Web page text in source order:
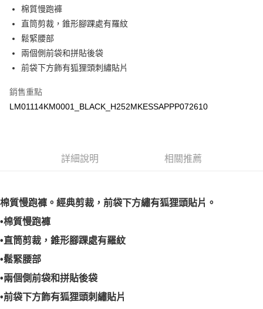
付款後萊爾富取貨
每筆NT$100
付款後7-11取貨
每筆NT$100，滿NT$3,000(含以上)免運費
每筆NT$100，滿NT$3,000(含以上)免運費
棉質慢跑褲
直筒剪裁，錐形腳踝處有羅紋
鬆緊腰部
兩個側前袋和拼貼後袋
前袋下方飾有狐狸頭刺繡貼片
銷售重點
LM01114KM0001_BLACK_H252MKESSAPPP072610
詳細說明 相關推薦
棉質慢跑褲。經典剪裁，前袋下方繡有狐狸頭貼片。
•棉質慢跑褲
•直筒剪裁，錐形腳踝處有羅紋
•鬆緊腰部
•兩個側前袋和拼貼後袋
•前袋下方飾有狐狸頭刺繡貼片